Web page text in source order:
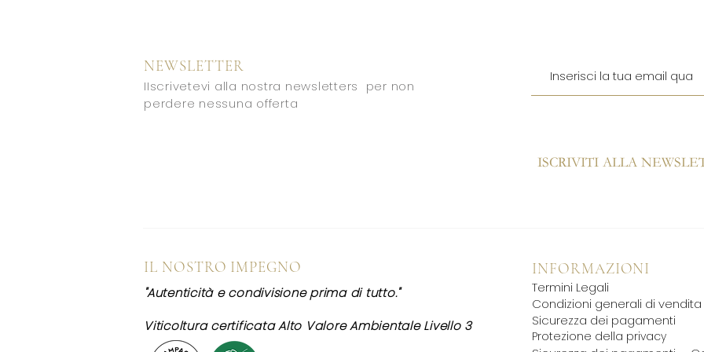
NEWSLETTER
IIscrivetevi alla nostra newsletters per non
perdere nessuna offerta
ISCRIVITI ALLA
IL NOSTRO IMPEGNO
"Autenticità e condivisione prima di tutto."
Viticoltura certificata Alto Valore Ambientale Livello 3
INFORMAZIONI
Termini Legali
Condizioni generali di vendita
Sicurezza dei pagamenti
Protezione della privacy